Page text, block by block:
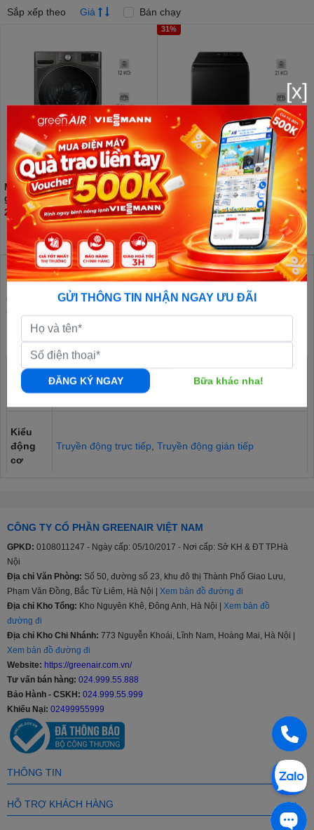
Sắp xếp theo Giá Bán chạy
Máy giặt sấy LG AI DD Inverter
giặt 21 kg - sấy 12 kg F2721HVRB
25.500.000đ
31%
Máy giặt Samsung Inverter 21 kg
WA80F21B9BSV Lồng đứng
11.650.000đ
16.840.000đ
Máy giặtlà thiết bị gia dụng tiện lợi của mọi nhà bởi khả năng giúp
công việc giặt giũ quần áo trở nên nhẹ nhàng và tiết kiệm thời gian.
Cùng Green Air tìm hiểu trong đoạn thông tin dưới đây nhé!
Bảng thông số kỹ thuật máy giặt
Loại
máy
Cửa ngang, Cửa trên, Tủ chăm sóc quần áo
Tháp giặt
sấy
Kiểu
động
cơ
Truyền động trực tiếp Truyền động gián tiếp
khiển
Chất
lồng
giặt
Thép không gỉ
Khối
lượng
giặt
Dưới 8 kg, 8 - 9 kg, 9.5 - 10 kg, Từ 10.5 - 11 kg, Từ
11.5 - 12.5 kg, Từ 13 kg trở lên
Tiện
ích
Chạy êm và bền (truyền động trực tiếp), Inverter tiết
kiệm điện, Giặt đồ trẻ em, Tự động phân bổ nước giặt
và nước xả
Giá
Từ 8 - 10
triệu,Từ 10 - 15 triệu
CÔNG TY CỔ PHẦN GREENAIR VIỆT NAM
GPKD: 0108011247 - Ngày cấp: 05/10/2017 - Nơi cấp: Sở KH & ĐT TP.Hà
Nội
Địa chỉ Văn Phòng: Số 50, đường số 23, khu đô thị Thành Phố Giao Lưu,
Phạm Văn Đồng, Bắc Từ Liêm, Hà Nội | Xem bản đồ đường đi
Địa chỉ Kho Tổng: Kho Nguyên Khê, Đông Anh, Hà Nội | Xem bản đồ
đường đi
Địa chỉ Kho Chi Nhánh: 773 Nguyễn Khoái, Lĩnh Nam, Hoàng Mai, Hà Nội |
Xem bản đồ đường đi
Website: https://greenair.com.vn/
Tư vấn bán hàng: 024.999.55.888
Bảo Hành - CSKH: 024.999.55.999
Khiếu Nại: 02499955999
THÔNG TIN
HỖ TRỢ KHÁCH HÀNG
[x]
GỬI THÔNG TIN NHẬN NGAY ƯU ĐÃI
ĐĂNG KÝ NGAY Bữa khác nha!